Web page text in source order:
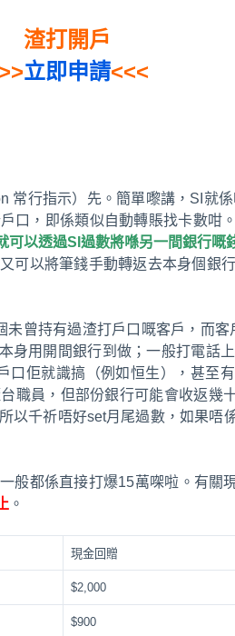
渣打開戶
立即申請<<<
常行指示）先。簡單嚟講，SI就
口，即係類似自動轉賬找卡數咁。
以透過SI過數將喺另一間銀行嘅
可以將筆錢手動轉返去本身個銀
曾持有過渣打戶口嘅客戶，而
身用開間銀行到做；一般打電話
口佢就識搞（例如恒生），甚至
職員，但部份銀行可能會收返幾
以千祈唔好set月尾過數，如果唔
般都係直接打爆15萬㗎啦。有關
。
現金回贈
$2,000
$900